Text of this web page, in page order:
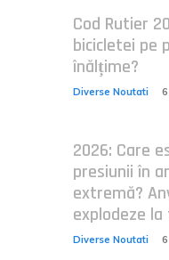
Cod Rutier
bicicletei pe
înălțime?
Diverse Noutati
2026: Care
presiunii în
extremă?
explodeze
Diverse Noutati